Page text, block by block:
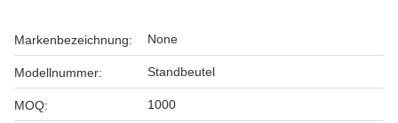
Markenbezeichnung: None
Modellnummer: Standbeutel
MOQ: 1000